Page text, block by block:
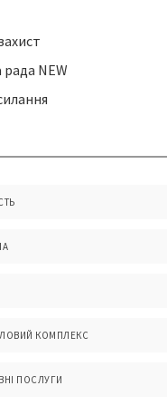
NEW
КОМПЛЕКС
ПОСЛУГИ